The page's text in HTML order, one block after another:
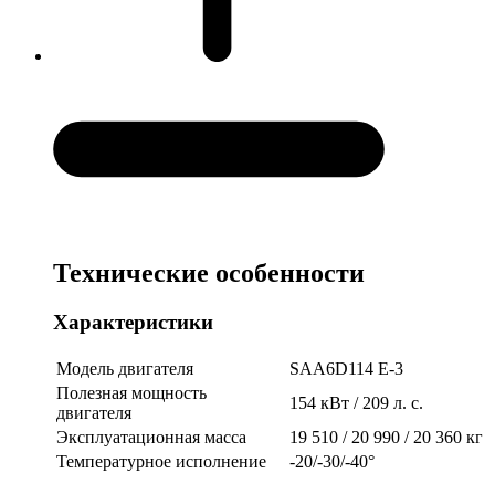
Технические особенности
Характеристики
Модель двигателя
SAA6D114 E-3
Полезная мощность
двигателя
154 кВт / 209 л. с.
Эксплуатационная масса
19 510 / 20 990 / 20 360 кг
Температурное исполнение
-20/-30/-40°